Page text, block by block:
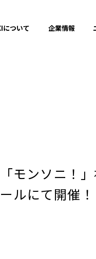
について 企業情報
モンソニ！
ルにて開催！